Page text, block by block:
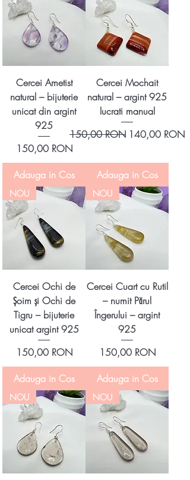
Cercei Ametist
natural – bijuterie
unicat din argint
925
Preț
150,00 RON
Adauga in Cos
Cercei Mochait
natural – argint 925
lucrati manual
Preț normal
150,00 RON Preț redus
140,00 RON
Adauga in Cos
NOU
Cercei Ochi de
Șoim și Ochi de
Tigru – bijuterie
unicat argint 925
Preț
150,00 RON
Adauga in Cos
NOU
Cercei Cuart cu Rutil
– numit Părul
Îngerului – argint
925
Preț
150,00 RON
Adauga in Cos
NOU NOU